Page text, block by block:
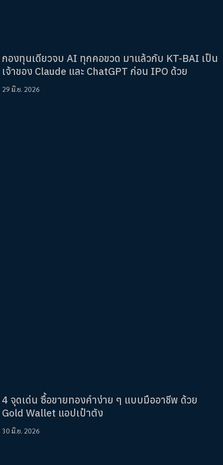
กองทุนเดียวจบ AI ทุกคอขวด มาแล้วกับ KT-BAI เป็น
เจ้าของ Claude และ ChatGPT ก่อน IPO ด้วย
29 มิ.ย. 2026
4 จุดเด่น ซื้อขายทองคำง่าย ๆ แบบมืออาชีพ ด้วย
Gold Wallet แอปเป๋าตัง
30 มิ.ย. 2026